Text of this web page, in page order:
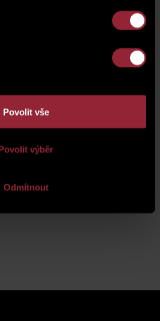
Povolit vše
výběr
Odmítnout
will be processed according to